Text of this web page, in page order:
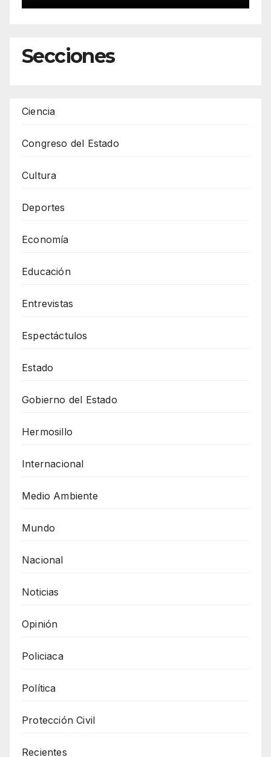
Secciones
Ciencia
Congreso del Estado
Cultura
Deportes
Economía
Educación
Entrevistas
Espectáctulos
Estado
Gobierno del Estado
Hermosillo
Internacional
Medio Ambiente
Mundo
Nacional
Noticias
Opinión
Policiaca
Política
Protección Civil
Recientes